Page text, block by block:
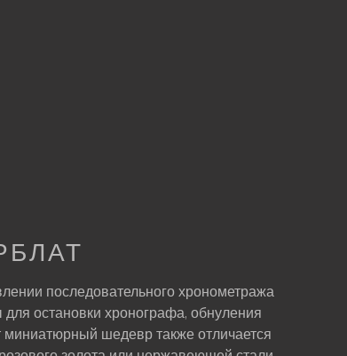
последовательного хронометража
остановки хронографа, обнуления
миниатюрный шедевр также отличается